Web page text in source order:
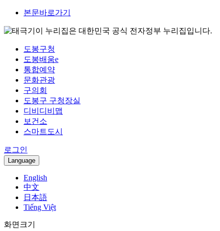
본문바로가기
이 누리집은 대한민국 공식 전자정부 누리집입니다.
도봉구청
도봉배움e
통합예약
문화관광
구의회
도봉구 구청장실
디비디비맵
보건소
스마트도시
로그인
Language
English
中文
日本語
Tiếng Việt
화면크기